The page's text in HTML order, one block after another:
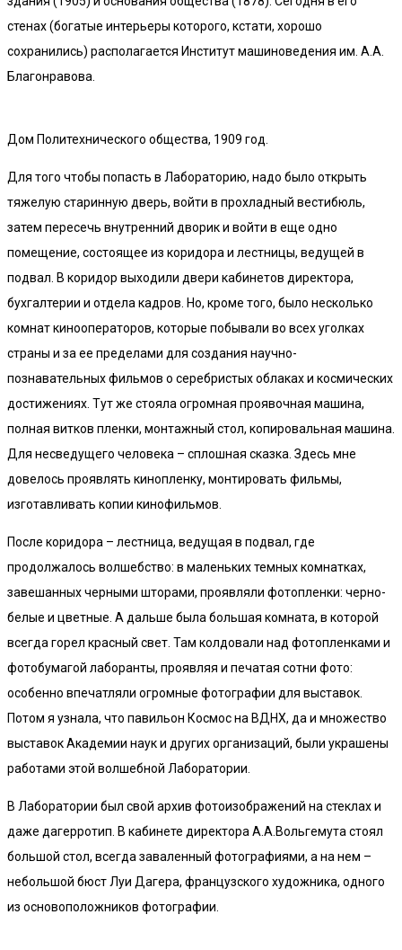
стенах (богатые интерьеры которого, кстати, хорошо
сохранились) располагается Институт машиноведения им. А.А.
Благонравова.
Дом Политехнического общества, 1909 год.
Для того чтобы попасть в Лабораторию, надо было открыть
тяжелую старинную дверь, войти в прохладный вестибюль,
затем пересечь внутренний дворик и войти в еще одно
помещение, состоящее из коридора и лестницы, ведущей в
подвал. В коридор выходили двери кабинетов директора,
бухгалтерии и отдела кадров. Но, кроме того, было несколько
комнат кинооператоров, которые побывали во всех уголках
страны и за ее пределами для создания научно-
познавательных фильмов о серебристых облаках и космических
достижениях. Тут же стояла огромная проявочная машина,
полная витков пленки, монтажный стол, копировальная машина.
Для несведущего человека – сплошная сказка. Здесь мне
довелось проявлять кинопленку, монтировать фильмы,
изготавливать копии кинофильмов.
После коридора – лестница, ведущая в подвал, где
продолжалось волшебство: в маленьких темных комнатках,
завешанных черными шторами, проявляли фотопленки: черно-
белые и цветные. А дальше была большая комната, в которой
всегда горел красный свет. Там колдовали над фотопленками и
фотобумагой лаборанты, проявляя и печатая сотни фото:
особенно впечатляли огромные фотографии для выставок.
Потом я узнала, что павильон Космос на ВДНХ, да и множество
выставок Академии наук и других организаций, были украшены
работами этой волшебной Лаборатории.
В Лаборатории был свой архив фотоизображений на стеклах и
даже дагерротип. В кабинете директора А.А.Вольгемута стоял
большой стол, всегда заваленный фотографиями, а на нем –
небольшой бюст Луи Дагера, французского художника, одного
из основоположников фотографии.